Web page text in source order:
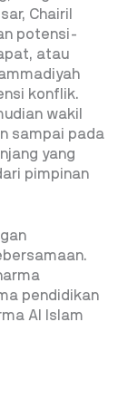
Chairil
potensi-
atau
konflik.
wakil
sampai pada
yang
pimpinan
pendidikan
Al Islam